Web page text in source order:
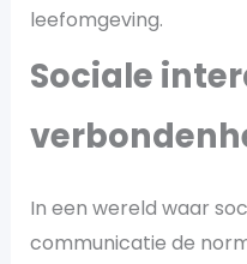
leefomgeving.
Sociale
In een wereld waar
communicatie de